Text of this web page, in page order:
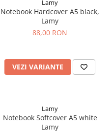
Lamy
Notebook Hardcover A5 black,
Lamy
88,00 RON
VEZI VARIANTE
Lamy
Notebook Softcover A5 white
Lamy